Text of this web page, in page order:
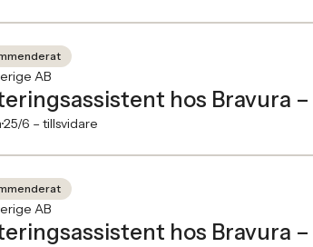
AB
hos Bravura
25/6 – tillsvidare
AB
hos Bravura